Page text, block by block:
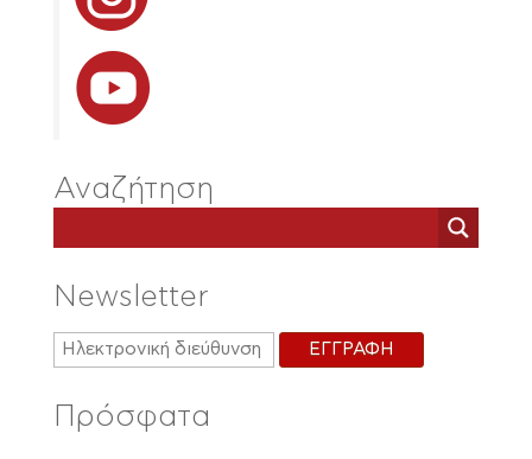
Αναζήτηση
Newsletter
Πρόσφατα